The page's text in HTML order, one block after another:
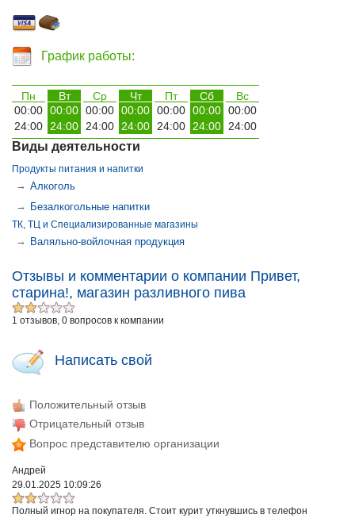
График работы:
Пн Вт Ср Чт Пт Сб
Вс
00:00 00:00 00:00 00:00 00:00 00:00 00:00
24:00
24:00 24:00 24:00 24:00 24:00 24:00
Виды деятельности
Продукты питания и напитки
→ Алкоголь
→ Безалкогольные напитки
ТК, ТЦ и Специализированные магазины
→ Валяльно-войлочная продукция
Отзывы и комментарии о компании Привет,
старина!, магазин разливного пива
1 отзывов, 0 вопросов к компании
Написать свой
Положительный отзыв
Отрицательный отзыв
Вопрос представителю организации
Андрей
29.01.2025 10:09:26
Полный игнор на покупателя. Стоит курит уткнувшись в телефон